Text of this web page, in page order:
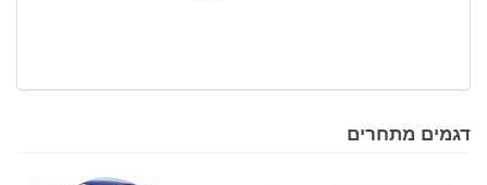
דגמים מתחרים